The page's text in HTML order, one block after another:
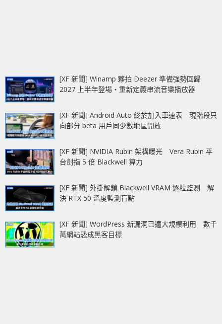
[XF 新聞] Winamp 夥拍 Deezer 準備強勢回歸
2027 上半年登場‧重新定義串流音樂播放器
[XF 新聞] Android Auto 終於加入車速表 現階段只
向部分 beta 用戶同少數地區開放
[XF 新聞] NVIDIA Rubin 架構曝光 Vera Rubin 平
台劍指 5 倍 Blackwell 算力
[XF 新聞] 外掛解鎖 Blackwell VRAM 逐粒監測 解
決 RTX 50 溫度監測盲點
[XF 新聞] WordPress 新漏洞已遭大規模利用 數千
萬網站恐成黑客目標